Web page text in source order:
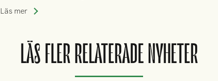
Läs mer
LÄS FLER RELATERADE NYHETER